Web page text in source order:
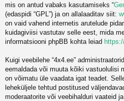
mis on antud vabaks kasutamiseks “
(edaspidi “GPL”) ja on allalaaditav siit:
on vaid vahend internetis arutelude
kuidagiviisi vastutav selle eest, mida
informatsiooni phpBB kohta leiad
Kuigi veebilehe “4x4.ee”
eemaldada või muuta kõiki vastuolulisi
on võimatu üle vaadata igat teadet.
leheküljele tehtud postitused
moderaatorite või veebihalduri vaateid